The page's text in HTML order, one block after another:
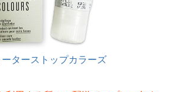
ーターストップカラーズ